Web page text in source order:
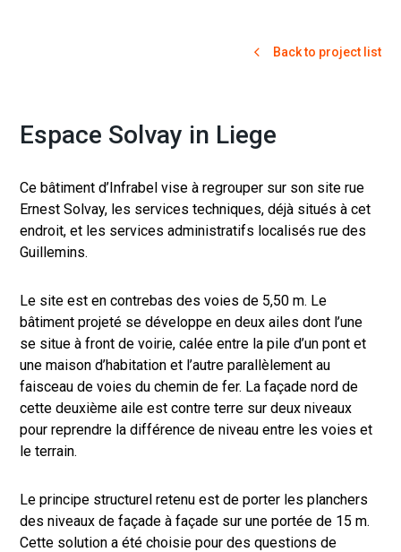
Back to project list
Espace Solvay in Liege
Ce bâtiment d’Infrabel vise à regrouper sur son site rue
Ernest Solvay, les services techniques, déjà situés à cet
endroit, et les services administratifs localisés rue des
Guillemins.
Le site est en contrebas des voies de 5,50 m. Le
bâtiment projeté se développe en deux ailes dont l’une
se situe à front de voirie, calée entre la pile d’un pont et
une maison d’habitation et l’autre parallèlement au
faisceau de voies du chemin de fer. La façade nord de
cette deuxième aile est contre terre sur deux niveaux
pour reprendre la différence de niveau entre les voies et
le terrain.
Le principe structurel retenu est de porter les planchers
des niveaux de façade à façade sur une portée de 15 m.
Cette solution a été choisie pour des questions de